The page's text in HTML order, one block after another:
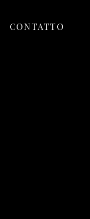
CONTATTO